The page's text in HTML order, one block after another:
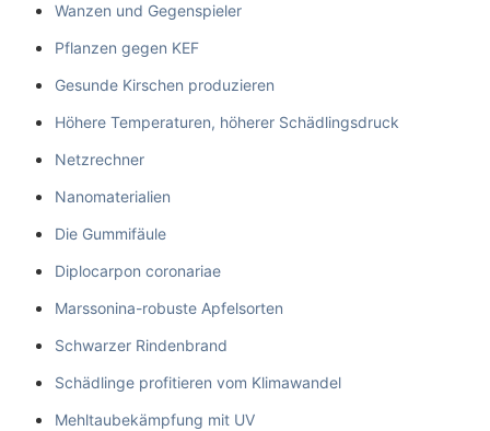
Wanzen und Gegenspieler
Pflanzen gegen KEF
Gesunde Kirschen produzieren
Höhere Temperaturen, höherer Schädlingsdruck
Netzrechner
Nanomaterialien
Die Gummifäule
Diplocarpon coronariae
Marssonina-robuste Apfelsorten
Schwarzer Rindenbrand
Schädlinge profitieren vom Klimawandel
Mehltaubekämpfung mit UV